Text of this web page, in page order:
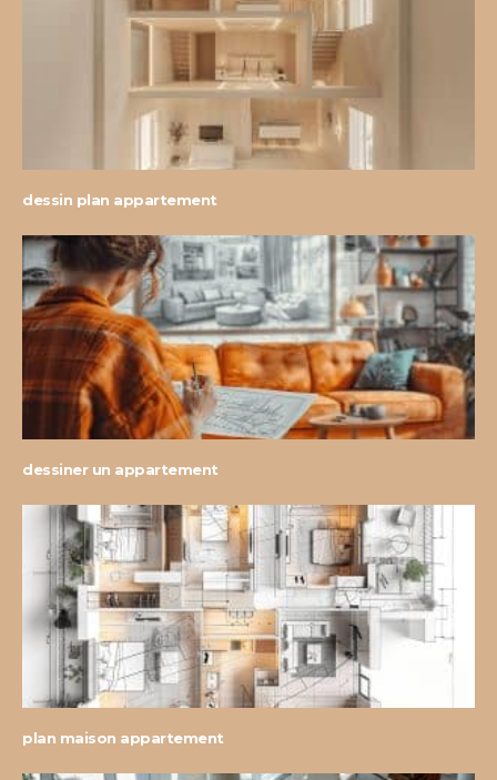
dessin plan appartement
dessiner un appartement
plan maison appartement